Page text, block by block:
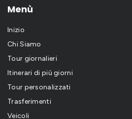
Menù
Inizio
Chi Siamo
Tour giornalieri
Itinerari di più giorni
Tour personalizzati
Trasferimenti
Veicoli